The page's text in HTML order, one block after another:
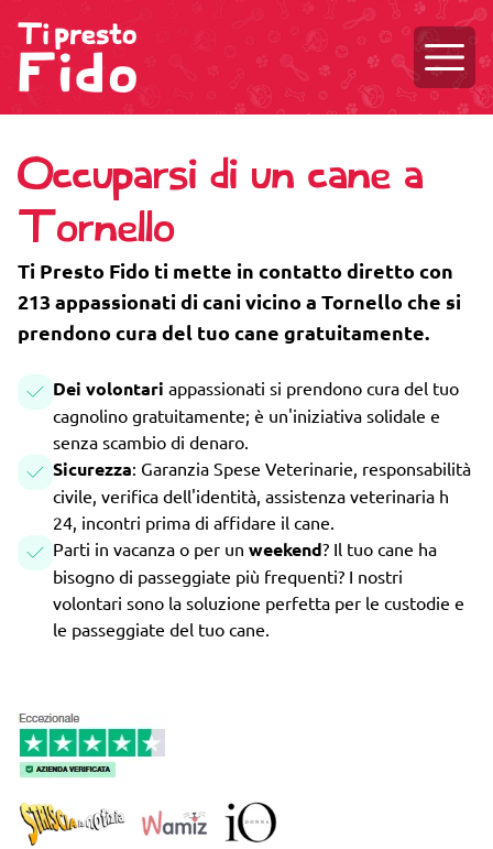
Occuparsi di un cane a
Tornello
Ti Presto Fido ti mette in contatto diretto con
213 appassionati di cani vicino a Tornello che si
prendono cura del tuo cane gratuitamente.
Dei volontari appassionati si prendono cura del tuo
cagnolino gratuitamente; è un'iniziativa solidale e
senza scambio di denaro.
Sicurezza: Garanzia Spese Veterinarie, responsabilità
civile, verifica dell'identità, assistenza veterinaria h
24, incontri prima di affidare il cane.
Parti in vacanza o per un weekend? Il tuo cane ha
bisogno di passeggiate più frequenti? I nostri
volontari sono la soluzione perfetta per le custodie e
le passeggiate del tuo cane.